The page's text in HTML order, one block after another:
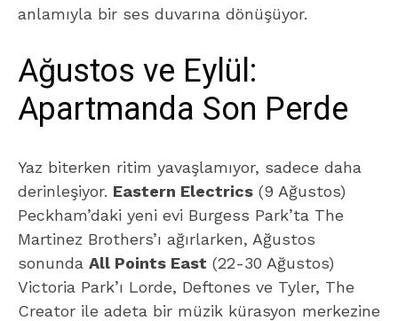
anlamıyla bir ses duvarına dönüşüyor.
Ağustos ve Eylül:
Apartmanda Son Perde
Yaz biterken ritim yavaşlamıyor, sadece daha
derinleşiyor. Eastern Electrics (9 Ağustos)
Peckham’daki yeni evi Burgess Park’ta The
Martinez Brothers’ı ağırlarken, Ağustos
sonunda All Points East (22-30 Ağustos)
Victoria Park’ı Lorde, Deftones ve Tyler, The
Creator ile adeta bir müzik kürasyon merkezine